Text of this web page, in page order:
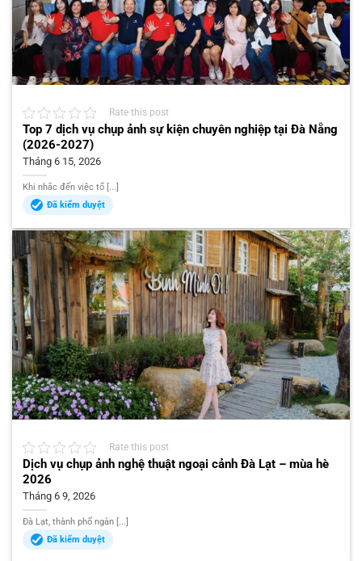
Rate this post
Top 7 dịch vụ chụp ảnh sự kiện chuyên nghiệp tại Đà Nẵng
(2026-2027)
Tháng 6 15, 2026
Khi nhắc đến việc tổ [...]
Đã kiểm duyệt
Rate this post
Dịch vụ chụp ảnh nghệ thuật ngoại cảnh Đà Lạt – mùa hè
2026
Tháng 6 9, 2026
Đà Lạt, thành phố ngàn [...]
Đã kiểm duyệt